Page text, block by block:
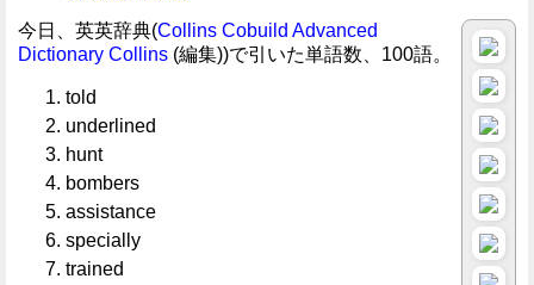
今日、英英辞典(Collins Cobuild Advanced
Dictionary Collins (編集))で引いた単語数、100語。
told
underlined
hunt
bombers
assistance
specially
trained